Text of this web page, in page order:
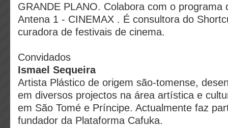
GRANDE PLANO. Colabora com o programa
Antena 1 - CINEMAX . É consultora do
curadora de festivais de cinema.
Convidados
Ismael Sequeira
Artista Plástico de origem são-tomense,
em diversos projectos na área artística e
em São Tomé e Príncipe. Actualmente faz
fundador da Plataforma Cafuka.